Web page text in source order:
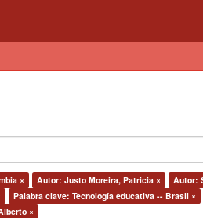
× Autor: Justo Moreira, Patricia ×
Autor:
Palabra clave: Tecnología educativa -- Brasil ×
×